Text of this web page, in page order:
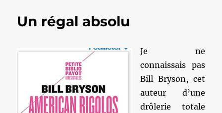
Un régal absolu
Je ne
connaissais pas
Bill Bryson, cet
auteur d’une
drôlerie totale